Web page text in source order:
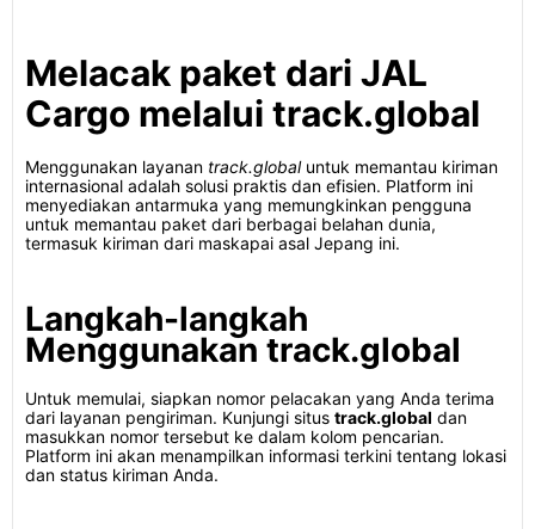
Melacak paket dari JAL
Cargo melalui track.global
Menggunakan layanan track.globaluntuk memantau kiriman
internasional adalah solusi praktis dan efisien. Platform ini
menyediakan antarmuka yang memungkinkan pengguna
untuk memantau paket dari berbagai belahan dunia,
termasuk kiriman dari maskapai asal Jepang ini.
Langkah-langkah
Menggunakan track.global
Untuk memulai, siapkan nomor pelacakan yang Anda terima
dari layanan pengiriman. Kunjungi situs track.global dan
masukkan nomor tersebut ke dalam kolom pencarian.
Platform ini akan menampilkan informasi terkini tentang lokasi
dan status kiriman Anda.